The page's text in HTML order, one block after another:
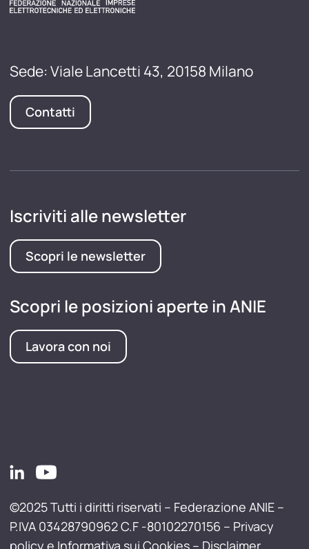
Sede: Viale Lancetti 43, 20158 Milano
Contatti
Iscriviti alle newsletter
Scopri le newsletter
Scopri le posizioni aperte in ANIE
Lavora con noi
©2025 Tutti i diritti riservati – Federazione ANIE –
P.IVA 03428790962 C.F -80102270156 – Privacy